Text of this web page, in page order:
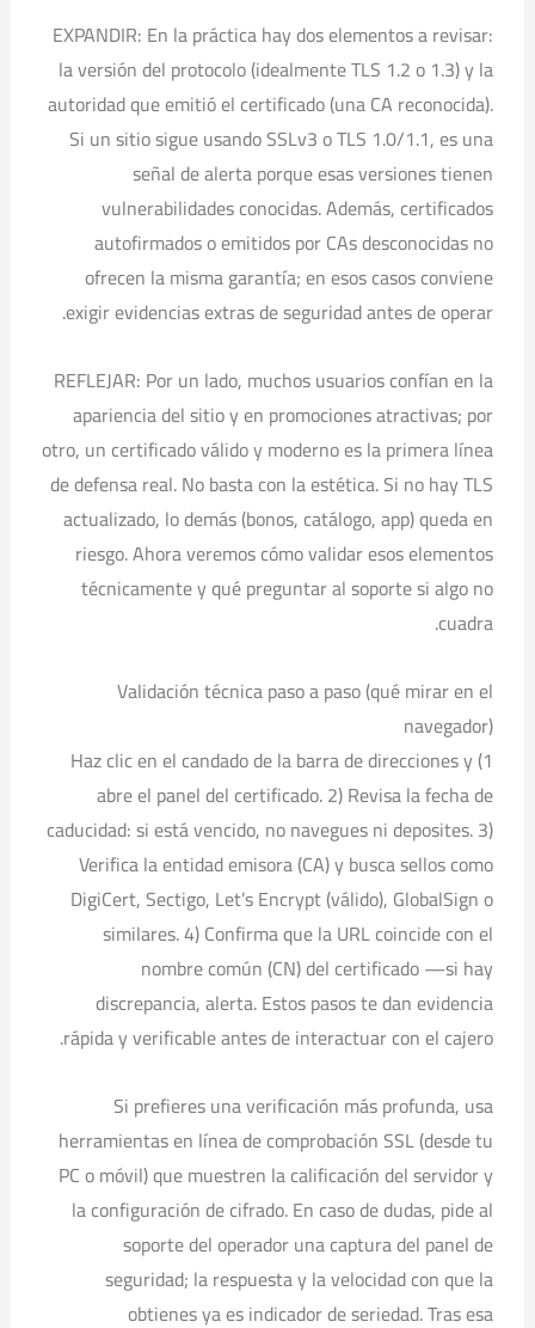
EXPANDIR: En la práctica hay dos elementos a revisar:
la versión del protocolo (idealmente TLS 1.2 o 1.3) y la
autoridad que emitió el certificado (una CA reconocida).
Si un sitio sigue usando SSLv3 o TLS 1.0/1.1, es una
señal de alerta porque esas versiones tienen
vulnerabilidades conocidas. Además, certificados
autofirmados o emitidos por CAs desconocidas no
ofrecen la misma garantía; en esos casos conviene
exigir evidencias extras de seguridad antes de operar.
REFLEJAR: Por un lado, muchos usuarios confían en la
apariencia del sitio y en promociones atractivas; por
otro, un certificado válido y moderno es la primera línea
de defensa real. No basta con la estética. Si no hay TLS
actualizado, lo demás (bonos, catálogo, app) queda en
riesgo. Ahora veremos cómo validar esos elementos
técnicamente y qué preguntar al soporte si algo no
cuadra.
Validación técnica paso a paso (qué mirar en el
navegador)
1) Haz clic en el candado de la barra de direcciones y
abre el panel del certificado. 2) Revisa la fecha de
caducidad: si está vencido, no navegues ni deposites. 3)
Verifica la entidad emisora (CA) y busca sellos como
DigiCert, Sectigo, Let’s Encrypt (válido), GlobalSign o
similares. 4) Confirma que la URL coincide con el
nombre común (CN) del certificado —si hay
discrepancia, alerta. Estos pasos te dan evidencia
rápida y verificable antes de interactuar con el cajero.
Si prefieres una verificación más profunda, usa
herramientas en línea de comprobación SSL (desde tu
PC o móvil) que muestren la calificación del servidor y
la configuración de cifrado. En caso de dudas, pide al
soporte del operador una captura del panel de
seguridad; la respuesta y la velocidad con que la
obtienes ya es indicador de seriedad. Tras esa